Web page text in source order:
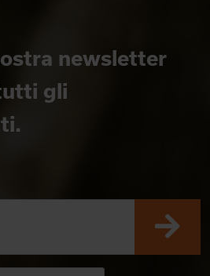
newsletter
gli